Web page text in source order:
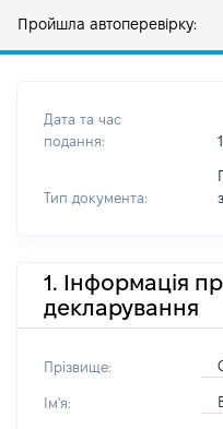
Пройшла автоперевірку:
Дата та час
подання:
Тип документа:
1. Інформація
декларування
Прізвище:
Ім'я: